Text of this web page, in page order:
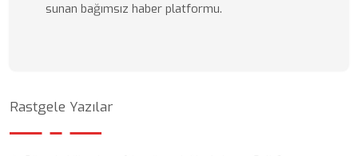
sunan bağımsız haber platformu.
Rastgele Yazılar